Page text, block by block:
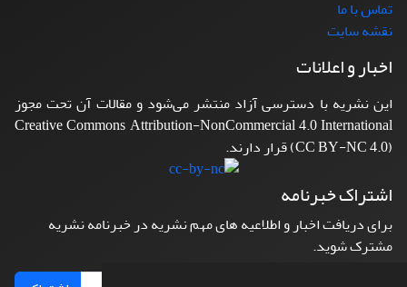
تماس با ما
نقشه سایت
اخبار و اعلانات
این نشریه با دسترسی آزاد منتشر می‌شود و مقالات آن تحت مجوز
Creative Commons Attribution-NonCommercial 4.0 International
(CC BY-NC 4.0) قرار دارند.
اشتراک خبرنامه
برای دریافت اخبار و اطلاعیه های مهم نشریه در خبرنامه نشریه
مشترک شوید.